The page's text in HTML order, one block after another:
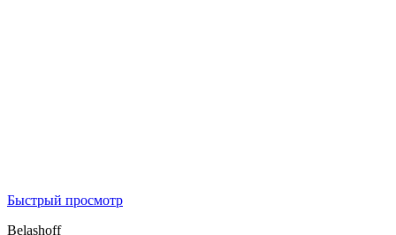
Быстрый просмотр
Belashoff